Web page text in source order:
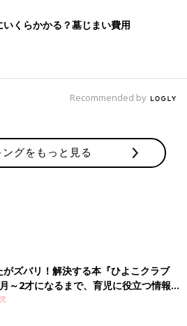
いくらかかる？墓じまい費用
Recommended by
グをもっと見る
がズバリ！解決する本『ひよこクラブ
2才になるまで、育児に役立つ情報が